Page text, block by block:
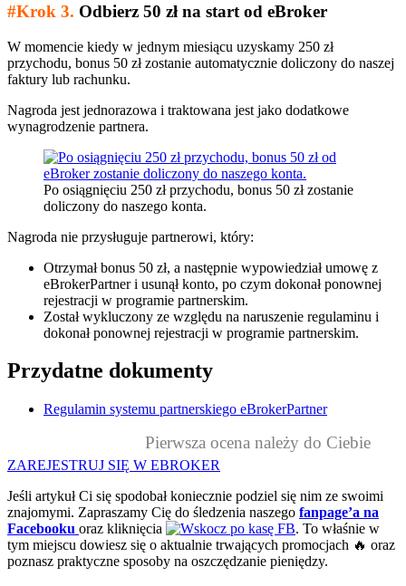
#Krok 3. Odbierz 50 zł na start od eBroker
W momencie kiedy w jednym miesiącu uzyskamy 250 zł
przychodu, bonus 50 zł zostanie automatycznie doliczony do naszej
faktury lub rachunku.
Nagroda jest jednorazowa i traktowana jest jako dodatkowe
wynagrodzenie partnera.
Po osiągnięciu 250 zł przychodu, bonus 50 zł zostanie
doliczony do naszego konta.
Nagroda nie przysługuje partnerowi, który:
Otrzymał bonus 50 zł, a następnie wypowiedział umowę z
eBrokerPartner i usunął konto, po czym dokonał ponownej
rejestracji w programie partnerskim.
Został wykluczony ze względu na naruszenie regulaminu i
dokonał ponownej rejestracji w programie partnerskim.
Przydatne dokumenty
Regulamin systemu partnerskiego eBrokerPartner
Pierwsza ocena należy do Ciebie
ZAREJESTRUJ SIĘ W EBROKER
Jeśli artykuł Ci się spodobał koniecznie podziel się nim ze swoimi
znajomymi. Zapraszamy Cię do śledzenia naszego fanpage’a na
Facebooku oraz kliknięcia
. To właśnie w
tym miejscu dowiesz się o aktualnie trwających promocjach 🔥 oraz
poznasz praktyczne sposoby na oszczędzanie pieniędzy.